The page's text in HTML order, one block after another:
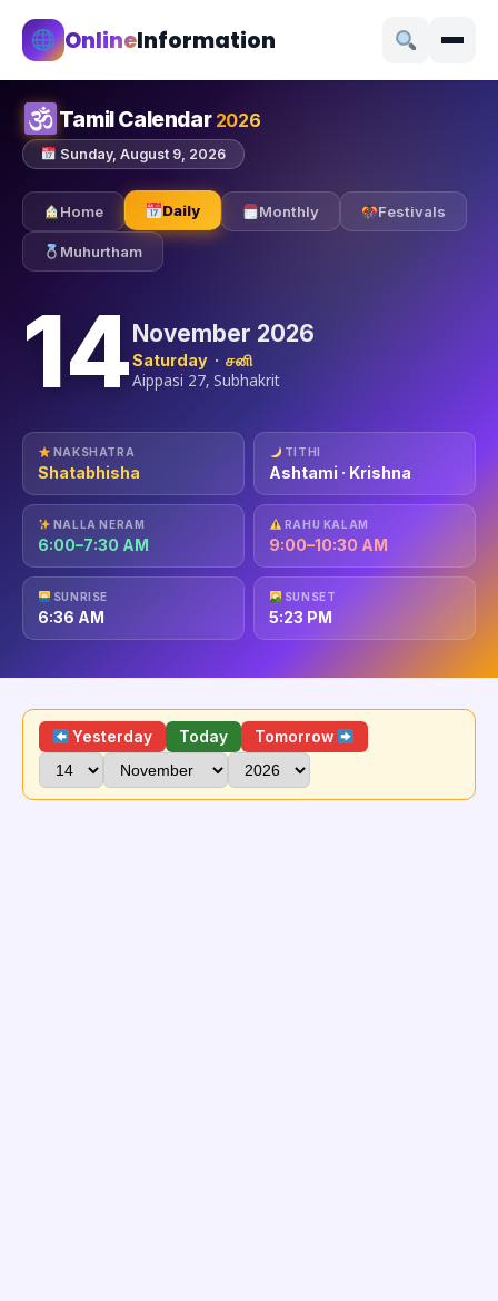
OnlineInformation
Tamil Calendar 2026
Sunday, August 9, 2026
Home Daily Monthly Festivals
Muhurtham
14November 2026
Saturday · சனி
Aippasi 27, Subhakrit
NAKSHATRA
Shatabhisha
TITHI
Ashtami · Krishna
NALLA NERAM
6:00–7:30 AM
RAHU KALAM
9:00–10:30 AM
SUNRISE
6:36 AM
SUNSET
5:23 PM
Yesterday Today Tomorrow